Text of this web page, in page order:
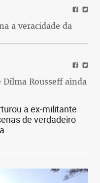
a veracidade da
Rousseff ainda
a ex-militante
de verdadeiro